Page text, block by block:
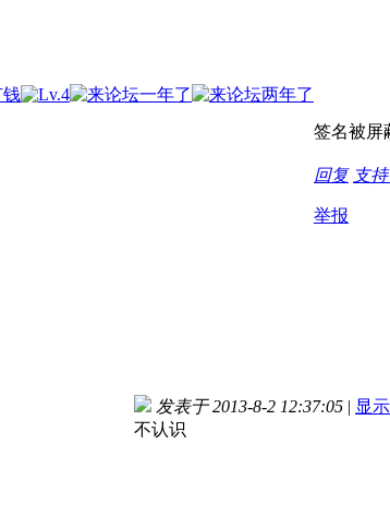
签名被屏
回复 支
举报
发表于 2013-8-2 12:37:05 | 显
不认识